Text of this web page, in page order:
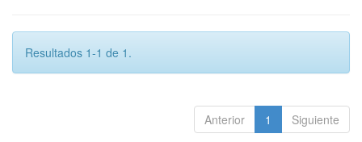
Resultados 1-1 de 1.
Anterior 1 Siguiente